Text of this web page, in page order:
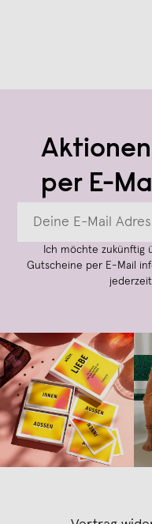
per E-
Ich möchte zukünftig
Gutscheine per E-Mail